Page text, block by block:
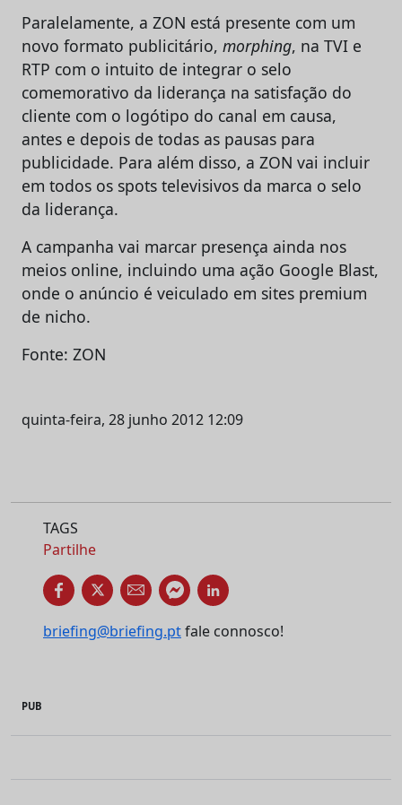
Paralelamente, a ZON está presente com um
novo formato publicitário, morphing, na TVI e
RTP com o intuito de integrar o selo
comemorativo da liderança na satisfação do
cliente com o logótipo do canal em causa,
antes e depois de todas as pausas para
publicidade. Para além disso, a ZON vai incluir
em todos os spots televisivos da marca o selo
da liderança.
A campanha vai marcar presença ainda nos
meios online, incluindo uma ação Google Blast,
onde o anúncio é veiculado em sites premium
de nicho.
Fonte: ZON
quinta-feira, 28 junho 2012 12:09
TAGS
Partilhe
briefing@briefing.ptfale connosco!
PUB